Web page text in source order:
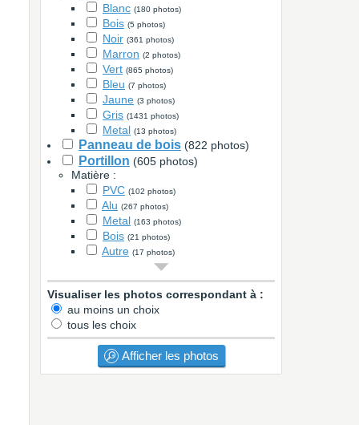
Blanc (180 photos)
Bois (5 photos)
Noir (361 photos)
Marron (2 photos)
Vert (865 photos)
Bleu (7 photos)
Jaune (3 photos)
Gris (1431 photos)
Metal (13 photos)
Panneau de bois (822 photos)
Portillon (605 photos)
Matière :
PVC (102 photos)
Alu (267 photos)
Metal (163 photos)
Bois (21 photos)
Autre (17 photos)
Blanc (113 photos)
Bois (10 photos)
Noir (76 photos)
Marron
Vert (83 photos)
Bleu (2 photos)
Rouge
Visualiser les photos correspondant à :
au moins un choix
tous les choix
Afficher les photos